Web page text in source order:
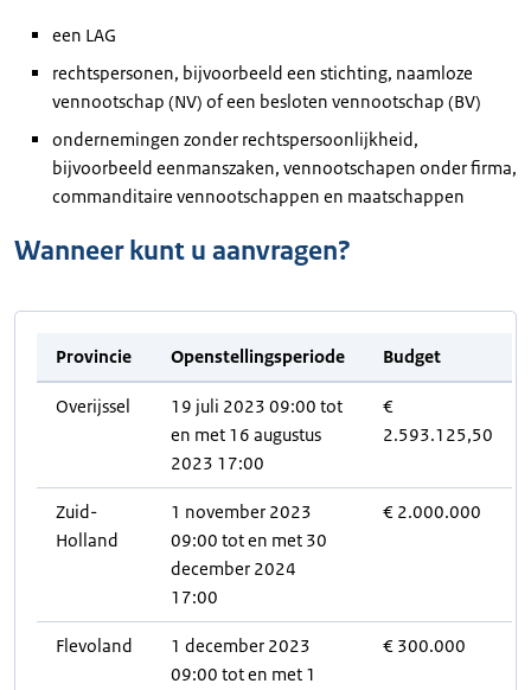
een LAG
rechtspersonen, bijvoorbeeld een stichting, naamloze
vennootschap (NV) of een besloten vennootschap (BV)
ondernemingen zonder rechtspersoonlijkheid,
bijvoorbeeld eenmanszaken, vennootschapen onder firma,
commanditaire vennootschappen en maatschappen
Wanneer kunt u aanvragen?
Provincie Openstellingsperiode Budget
Overijssel
19 juli 2023 09:00 tot
en met 16 augustus
2023 17:00
€
2.593.125,50
Zuid-
Holland
1 november 2023
09:00 tot en met 30
december 2024
17:00
€ 2.000.000
Flevoland
1 december 2023
09:00 tot en met 1
€ 300.000